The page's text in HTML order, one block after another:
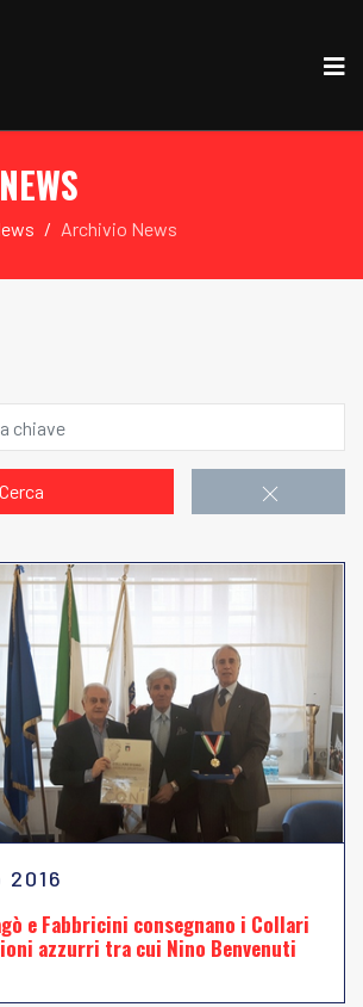
Archivio News
Cerca
e Fabbricini consegnano i Collari
azzurri tra cui Nino Benvenuti